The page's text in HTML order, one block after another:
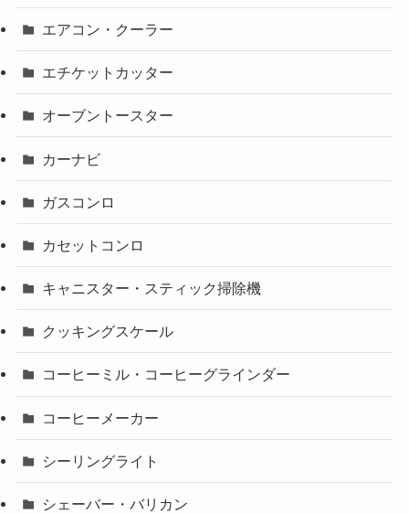
エアコン・クーラー
エチケットカッター
オーブントースター
カーナビ
ガスコンロ
カセットコンロ
キャニスター・スティック掃除機
クッキングスケール
コーヒーミル・コーヒーグラインダー
コーヒーメーカー
シーリングライト
シェーバー・バリカン